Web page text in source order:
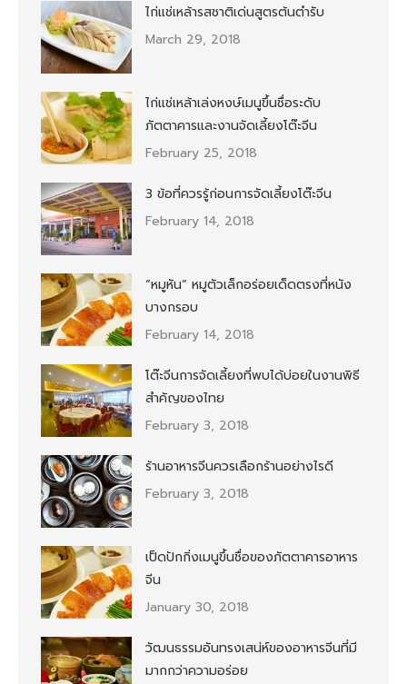
ไก่แช่เหล้ารสชาติเด่นสูตรต้นตำรับ
March 29, 2018
ไก่แช่เหล้าเล่งหงษ์เมนูขึ้นชื่อระดับ
ภัตตาคารและงานจัดเลี้ยงโต๊ะจีน
February 25, 2018
3 ข้อที่ควรรู้ก่อนการจัดเลี้ยงโต๊ะจีน
February 14, 2018
“หมูหัน” หมูตัวเล็กอร่อยเด็ดตรงที่หนัง
บางกรอบ
February 14, 2018
โต๊ะจีนการจัดเลี้ยงที่พบได้บ่อยในงานพิธี
สำคัญของไทย
February 3, 2018
ร้านอาหารจีนควรเลือกร้านอย่างไรดี
February 3, 2018
เป็ดปักกิ่งเมนูขึ้นชื่อของภัตตาคารอาหาร
จีน
January 30, 2018
วัฒนธรรมอันทรงเสน่ห์ของอาหารจีนที่มี
มากกว่าความอร่อย